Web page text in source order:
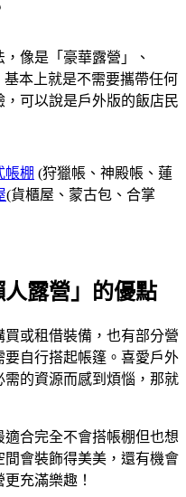
，像是「豪華露營」、
基本上就是不需要攜帶任何
可以說是戶外版的飯店民
帳棚 (狩獵帳、神殿帳、蓮
(貨櫃屋、蒙古包、合掌
人露營」的優點
買或租借裝備，也有部分營
自行搭起帳篷。喜愛戶外
的資源而感到煩惱，那就
適合完全不會搭帳棚但也想
會裝飾得美美，還有機會
充滿樂趣！